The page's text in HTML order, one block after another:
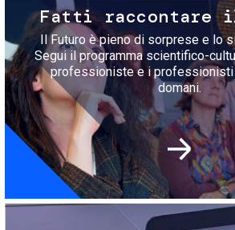
Fatti raccontare
Il Futuro è pieno di sorprese e lo
Segui il programma scientifico-
professioniste e i professionisti
domani.
Immagine